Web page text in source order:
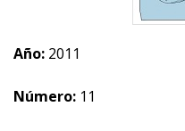
Año: 2011
Número: 11